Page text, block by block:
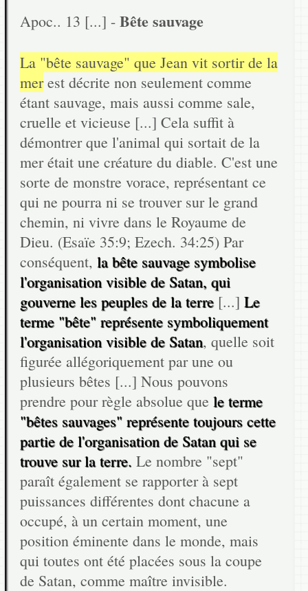
Apoc.. 13 [...] -Bête sauvage
La "bête sauvage" que Jean vit sortir de la
merest décrite non seulement comme
étant sauvage, mais aussi comme sale,
cruelle et vicieuse [...] Cela suffit à
démontrer que l'animal qui sortait de la
mer était une créature du diable. C'est une
sorte de monstre vorace, représentant ce
qui ne pourra ni se trouver sur le grand
chemin, ni vivre dans le Royaume de
Dieu. (Esaïe 35:9; Ezech. 34:25) Par
conséquent,la bête sauvage symbolise
l'organisation visible de Satan, qui
gouverne les peuples de la terre[...]Le
terme "bête" représente symboliquement
l'organisation visible de Satan, quelle soit
figurée allégoriquement par une ou
plusieurs bêtes [...] Nous pouvons
prendre pour règle absolue quele terme
"bêtes sauvages" représente toujours cette
partie de l'organisation de Satan qui se
trouve sur la terre. Le nombre "sept"
paraît également se rapporter à sept
puissances différentes dont chacune a
occupé, à un certain moment, une
position éminente dans le monde, mais
qui toutes ont été placées sous la coupe
de Satan, comme maître invisible.